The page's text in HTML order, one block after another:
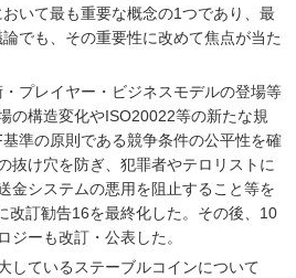
いて最も重要な概念の1つであり、最
でも、その重要性に改めて焦点が当た
プレイヤー・ビジネスモデルの登場等
の構造変化やISO20022等の新たな規
準の原則である競争条件の公平性を確
抜け穴を防ぎ、犯罪者やテロリストに
金システムの悪用を阻止すること等を
改訂勧告16を最終化した。その後、10
ジーも改訂・公表した。
しているステーブルコインについて